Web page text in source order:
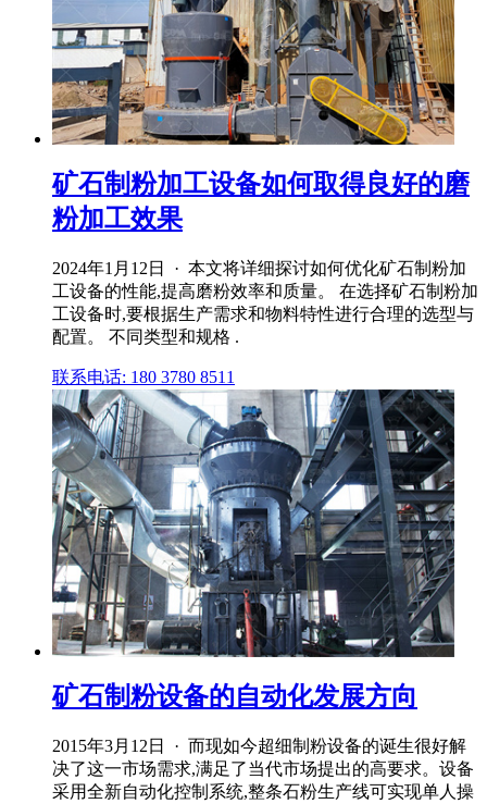
矿石制粉加工设备如何取得良好的磨
粉加工效果
2024年1月12日 · 本文将详细探讨如何优化矿石制粉加
工设备的性能,提高磨粉效率和质量。 在选择矿石制粉加
工设备时,要根据生产需求和物料特性进行合理的选型与
配置。 不同类型和规格 .
联系电话: 180 3780 8511
矿石制粉设备的自动化发展方向
2015年3月12日 · 而现如今超细制粉设备的诞生很好解
决了这一市场需求,满足了当代市场提出的高要求。设备
采用全新自动化控制系统,整条石粉生产线可实现单人操